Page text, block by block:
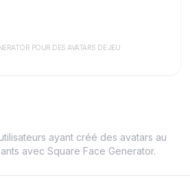
POUR DES AVATARS DE JEU
ayant créé des avatars au
avec Square Face Generator.